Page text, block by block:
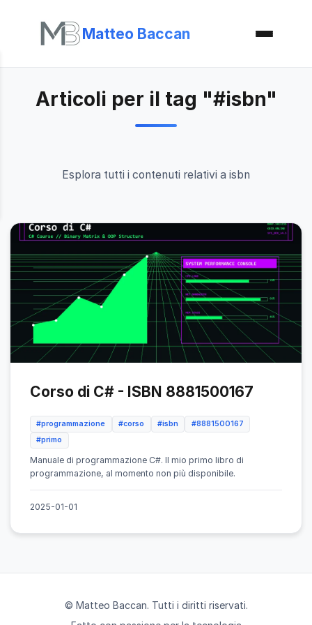
Matteo Baccan
Articoli per il tag "#isbn"
Esplora tutti i contenuti relativi a isbn
Corso di C# - ISBN 8881500167
#programmazione #corso #isbn
#8881500167
#primo
Manuale di programmazione C#. Il mio primo libro di
programmazione, al momento non più disponibile.
2025-01-01
© Matteo Baccan. Tutti i diritti riservati.